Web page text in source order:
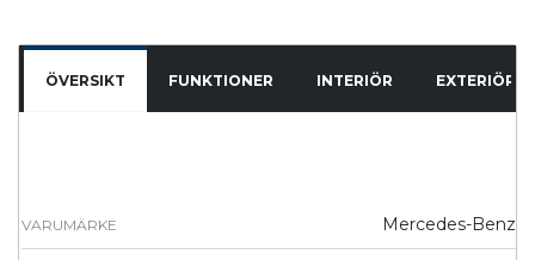
ÖVERSIKT FUNKTIONER INTERIÖR EXTERIÖR
VARUMÄRKE Mercedes-Benz